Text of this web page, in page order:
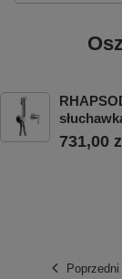
731,00